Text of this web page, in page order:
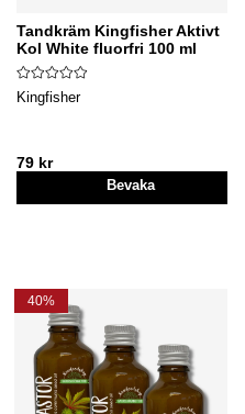
Tandkräm Kingfisher Aktivt
Kol White fluorfri 100 ml
Kingfisher
79 kr
Bevaka
40%